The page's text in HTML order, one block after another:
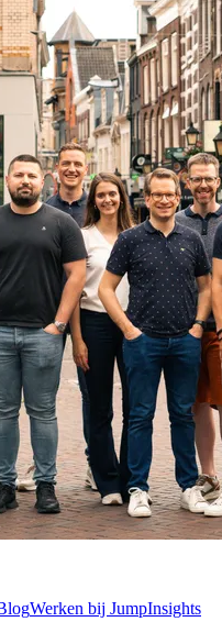
Werken bij JumpInsights